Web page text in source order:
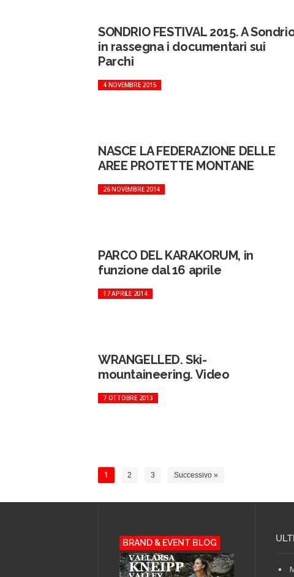
SONDRIO FESTIVAL 2015. A
in rassegna i documentari sui
Parchi
4 NOVEMBRE 2015
NASCE LA FEDERAZIONE DELLE
AREE PROTETTE MONTANE
26 NOVEMBRE 2014
PARCO DEL KARAKORUM, in
funzione dal 16 aprile
17 APRILE 2014
WRANGELLED. Ski-
mountaineering. Video
7 OTTOBRE 2013
1 2 3 Successivo »
BRAND & EVENT BLOG